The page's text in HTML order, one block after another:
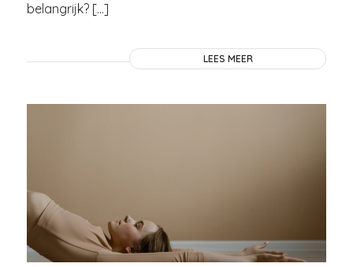
belangrijk? […]
LEES MEER